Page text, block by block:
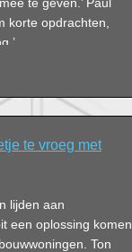
korte opdrachten,
te vroeg met
lijden aan
een oplossing komen
Ton